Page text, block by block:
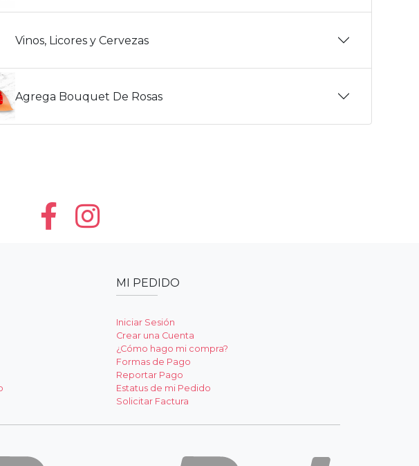
Vinos, Licores y Cervezas
Agrega Bouquet De Rosas
MI PEDIDO
Iniciar Sesión
Crear una Cuenta
¿Cómo hago mi compra?
Formas de Pago
Reportar Pago
Estatus de mi Pedido
Solicitar Factura